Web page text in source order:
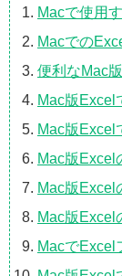
Macで使用
Macでの
便利なMac
Mac版Excel
Mac版Excel
Mac版Excel
Mac版Excel
Mac版Excel
MacでExcel